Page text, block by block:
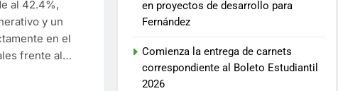
al 42.4%,
y un
en el
frente al…
en proyectos de desarrollo para
Fernández
Comienza la entrega de carnets
correspondiente al Boleto Estudiantil
2026